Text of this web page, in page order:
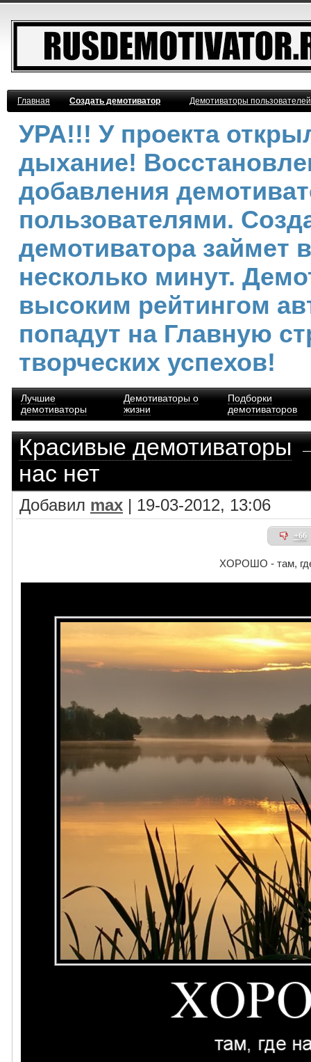
Главная Создать демотиватор Демотиваторы
УРА!!! У проекта
дыхание!
добавления
пользователями.
демотиватора займет
несколько минут.
высоким рейтингом
попадут на Главную
творческих успехов!
Лучшие
демотиваторы
Демотиваторы о
жизни
Подборки
демотиваторов
Красивые демотиваторы
нас нет
Добавил max | 19-03-2012, 13:06
+66
ХОРОШО - там,